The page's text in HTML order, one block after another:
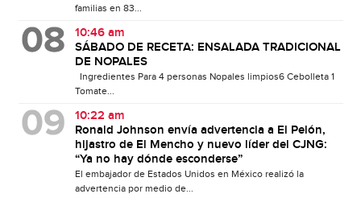
familias en 83...
10:46 am
SÁBADO DE RECETA: ENSALADA TRADICIONAL
DE NOPALES
Ingredientes Para 4 personas Nopales limpios6 Cebolleta 1
Tomate...
10:22 am
Ronald Johnson envía advertencia a El Pelón,
hijastro de El Mencho y nuevo líder del CJNG:
“Ya no hay dónde esconderse”
El embajador de Estados Unidos en México realizó la
advertencia por medio de...